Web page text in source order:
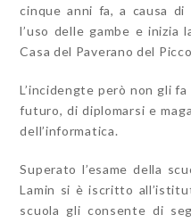
cinque anni fa, a causa
l’uso delle gambe e inizia
Casa del Paverano del
L’incidengte però non gli
futuro, di diplomarsi e
dell’informatica.
Superato l’esame della
Lamin si è iscritto
scuola gli consente di